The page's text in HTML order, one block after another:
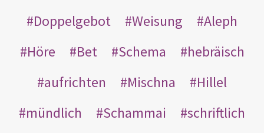
Doppelgebot
Weisung
Aleph
Höre
Bet Schema
hebräisch
aufrichten
Mischna
Hillel
mündlich
Schammai
schriftlich